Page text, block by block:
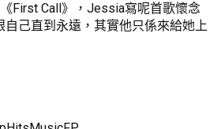
First Call》，Jessia寫呢首歌懷念
自己直到永遠，其實他只係來給她上